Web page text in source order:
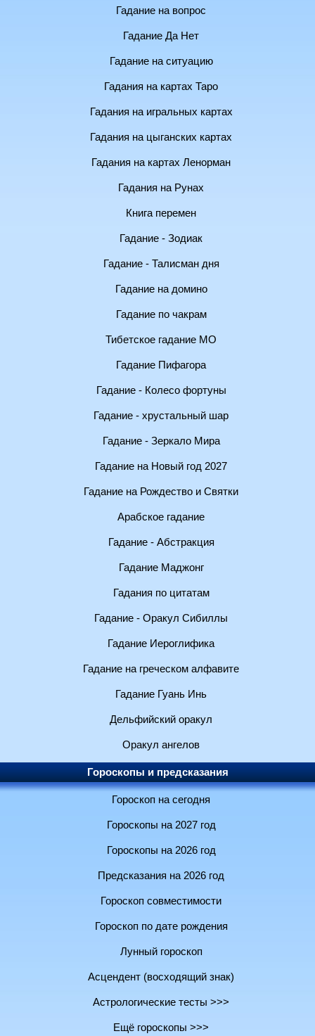
Гадание на вопрос
Гадание Да Нет
Гадание на ситуацию
Гадания на картах Таро
Гадания на игральных картах
Гадания на цыганских картах
Гадания на картах Ленорман
Гадания на Рунах
Книга перемен
Гадание - Зодиак
Гадание - Талисман дня
Гадание на домино
Гадание по чакрам
Тибетское гадание МО
Гадание Пифагора
Гадание - Колесо фортуны
Гадание - хрустальный шар
Гадание - Зеркало Мира
Гадание на Новый год 2027
Гадание на Рождество и Святки
Арабское гадание
Гадание - Абстракция
Гадание Маджонг
Гадания по цитатам
Гадание - Оракул Сибиллы
Гадание Иероглифика
Гадание на греческом алфавите
Гадание Гуань Инь
Дельфийский оракул
Оракул ангелов
Гороскопы и предсказания
Гороскоп на сегодня
Гороскопы на 2027 год
Гороскопы на 2026 год
Предсказания на 2026 год
Гороскоп совместимости
Гороскоп по дате рождения
Лунный гороскоп
Асцендент (восходящий знак)
Астрологические тесты >>>
Ещё гороскопы >>>